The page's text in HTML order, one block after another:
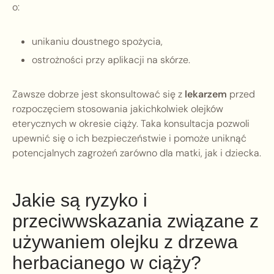
o:
unikaniu doustnego spożycia,
ostrożności przy aplikacji na skórze.
Zawsze dobrze jest skonsultować się z lekarzem przed
rozpoczęciem stosowania jakichkolwiek olejków
eterycznych w okresie ciąży. Taka konsultacja pozwoli
upewnić się o ich bezpieczeństwie i pomoże uniknąć
potencjalnych zagrożeń zarówno dla matki, jak i dziecka.
Jakie są ryzyko i
przeciwwskazania związane z
używaniem olejku z drzewa
herbacianego w ciąży?